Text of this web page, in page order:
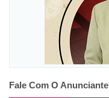
Fale Com O Anunciante